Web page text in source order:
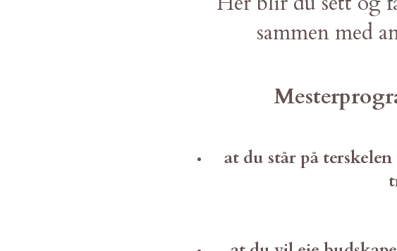
sammen med
at du står på